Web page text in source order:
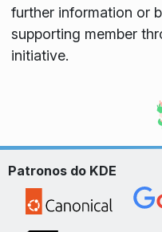
further information or
supporting member
initiative.
Patronos do KDE